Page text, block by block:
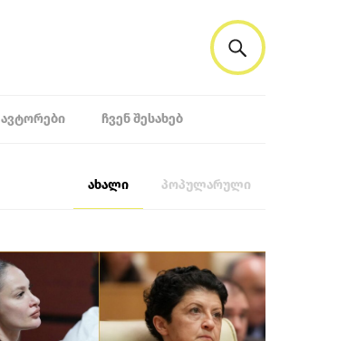
ᲐᲕᲢᲝᲠᲔᲑᲘ ᲩᲕᲔᲜ ᲨᲔᲡᲐᲮᲔᲑ
ახალი პოპულარული